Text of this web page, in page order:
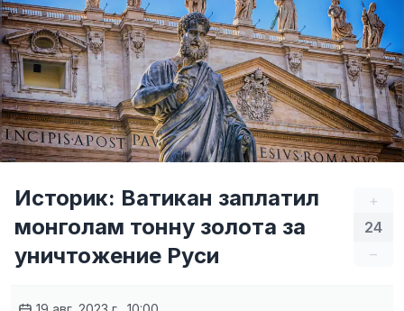
+
24
–
Историк: Ватикан заплатил
монголам тонну золота за
уничтожение Руси